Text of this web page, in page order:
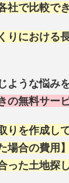
社で比較でき
りにおける
ような悩み
の無料サー
りを作成し
場合の費用】
った土地探し